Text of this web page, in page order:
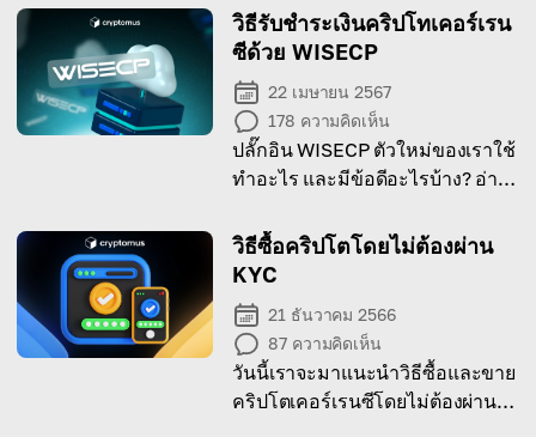
พิจารณาระหว่างทาง!
วิธีรับชำระเงินคริปโทเคอร์เรน
ซีด้วย WISECP
22 เมษายน 2567
178 ความคิดเห็น
ปลั๊กอิน WISECP ตัวใหม่ของเราใช้
ทำอะไร และมีข้อดีอะไรบ้าง? อ่าน
วิธีซื้อคริปโตโดยไม่ต้องผ่าน
KYC
21 ธันวาคม 2566
87 ความคิดเห็น
วันนี้เราจะมาแนะนำวิธีซื้อและขาย
คริปโตเคอร์เรนซีโดยไม่ต้องผ่าน